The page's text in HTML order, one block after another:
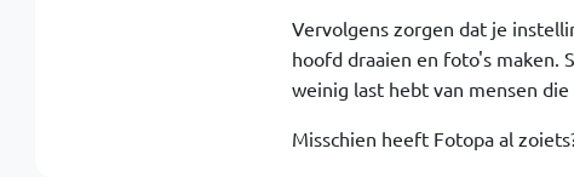
Vervolgens zorgen dat je
hoofd draaien en foto's maken.
weinig last hebt van mensen
Misschien heeft Fotopa al